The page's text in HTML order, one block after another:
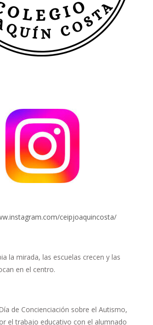
ceipjoaquincosta/
la mirada, las escuelas crecen y las
en el centro.
de Concienciación sobre el Autismo,
el trabajo educativo con el alumnado